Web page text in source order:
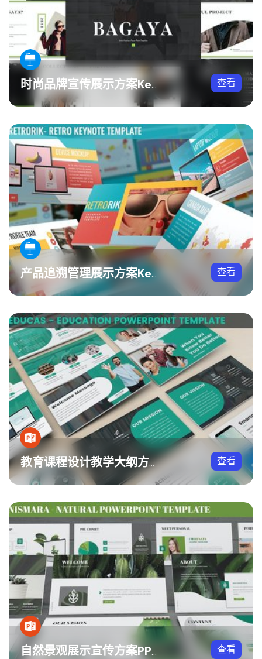
时尚品牌宣传展示方案Keynote模板 查看
产品追溯管理展示方案Keynote模板 查看
教育课程设计教学大纲方案PPT模板 查看
自然景观展示宣传方案PPT模板 查看